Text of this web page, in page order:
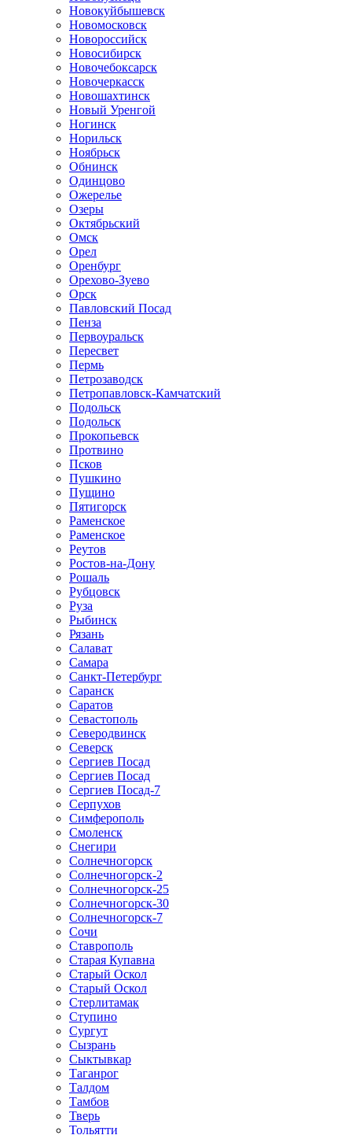
Новокуйбышевск
Новомосковск
Новороссийск
Новосибирск
Новочебоксарск
Новочеркасск
Новошахтинск
Новый Уренгой
Ногинск
Норильск
Ноябрьск
Обнинск
Одинцово
Ожерелье
Озеры
Октябрьский
Омск
Орел
Оренбург
Орехово-Зуево
Орск
Павловский Посад
Пенза
Первоуральск
Пересвет
Пермь
Петрозаводск
Петропавловск-Камчатский
Подольск
Подольск
Прокопьевск
Протвино
Псков
Пушкино
Пущино
Пятигорск
Раменское
Раменское
Реутов
Ростов-на-Дону
Рошаль
Рубцовск
Руза
Рыбинск
Рязань
Салават
Самара
Санкт-Петербург
Саранск
Саратов
Севастополь
Северодвинск
Северск
Сергиев Посад
Сергиев Посад
Сергиев Посад-7
Серпухов
Симферополь
Смоленск
Снегири
Солнечногорск
Солнечногорск-2
Солнечногорск-25
Солнечногорск-30
Солнечногорск-7
Сочи
Ставрополь
Старая Купавна
Старый Оскол
Старый Оскол
Стерлитамак
Ступино
Сургут
Сызрань
Сыктывкар
Таганрог
Талдом
Тамбов
Тверь
Тольятти